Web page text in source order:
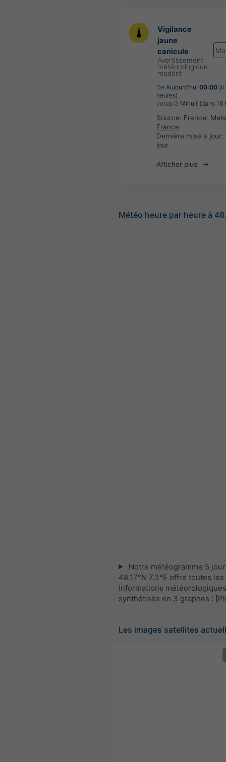
Vigilance
jaune
canicule
Avertissement
météorologique
modéré
De Aujourd'hui 00:00 (il
heures)
Jusqu'à Minuit (dans 16
Source: France:
France
Dernière mise à jour:
jour
Afficher plus
Météo heure par heure à
Notre météogramme 5
48.17°N 7.3°E offre toutes les
informations météorologiques
synthétisés en 3 graphes :
Les images satellites